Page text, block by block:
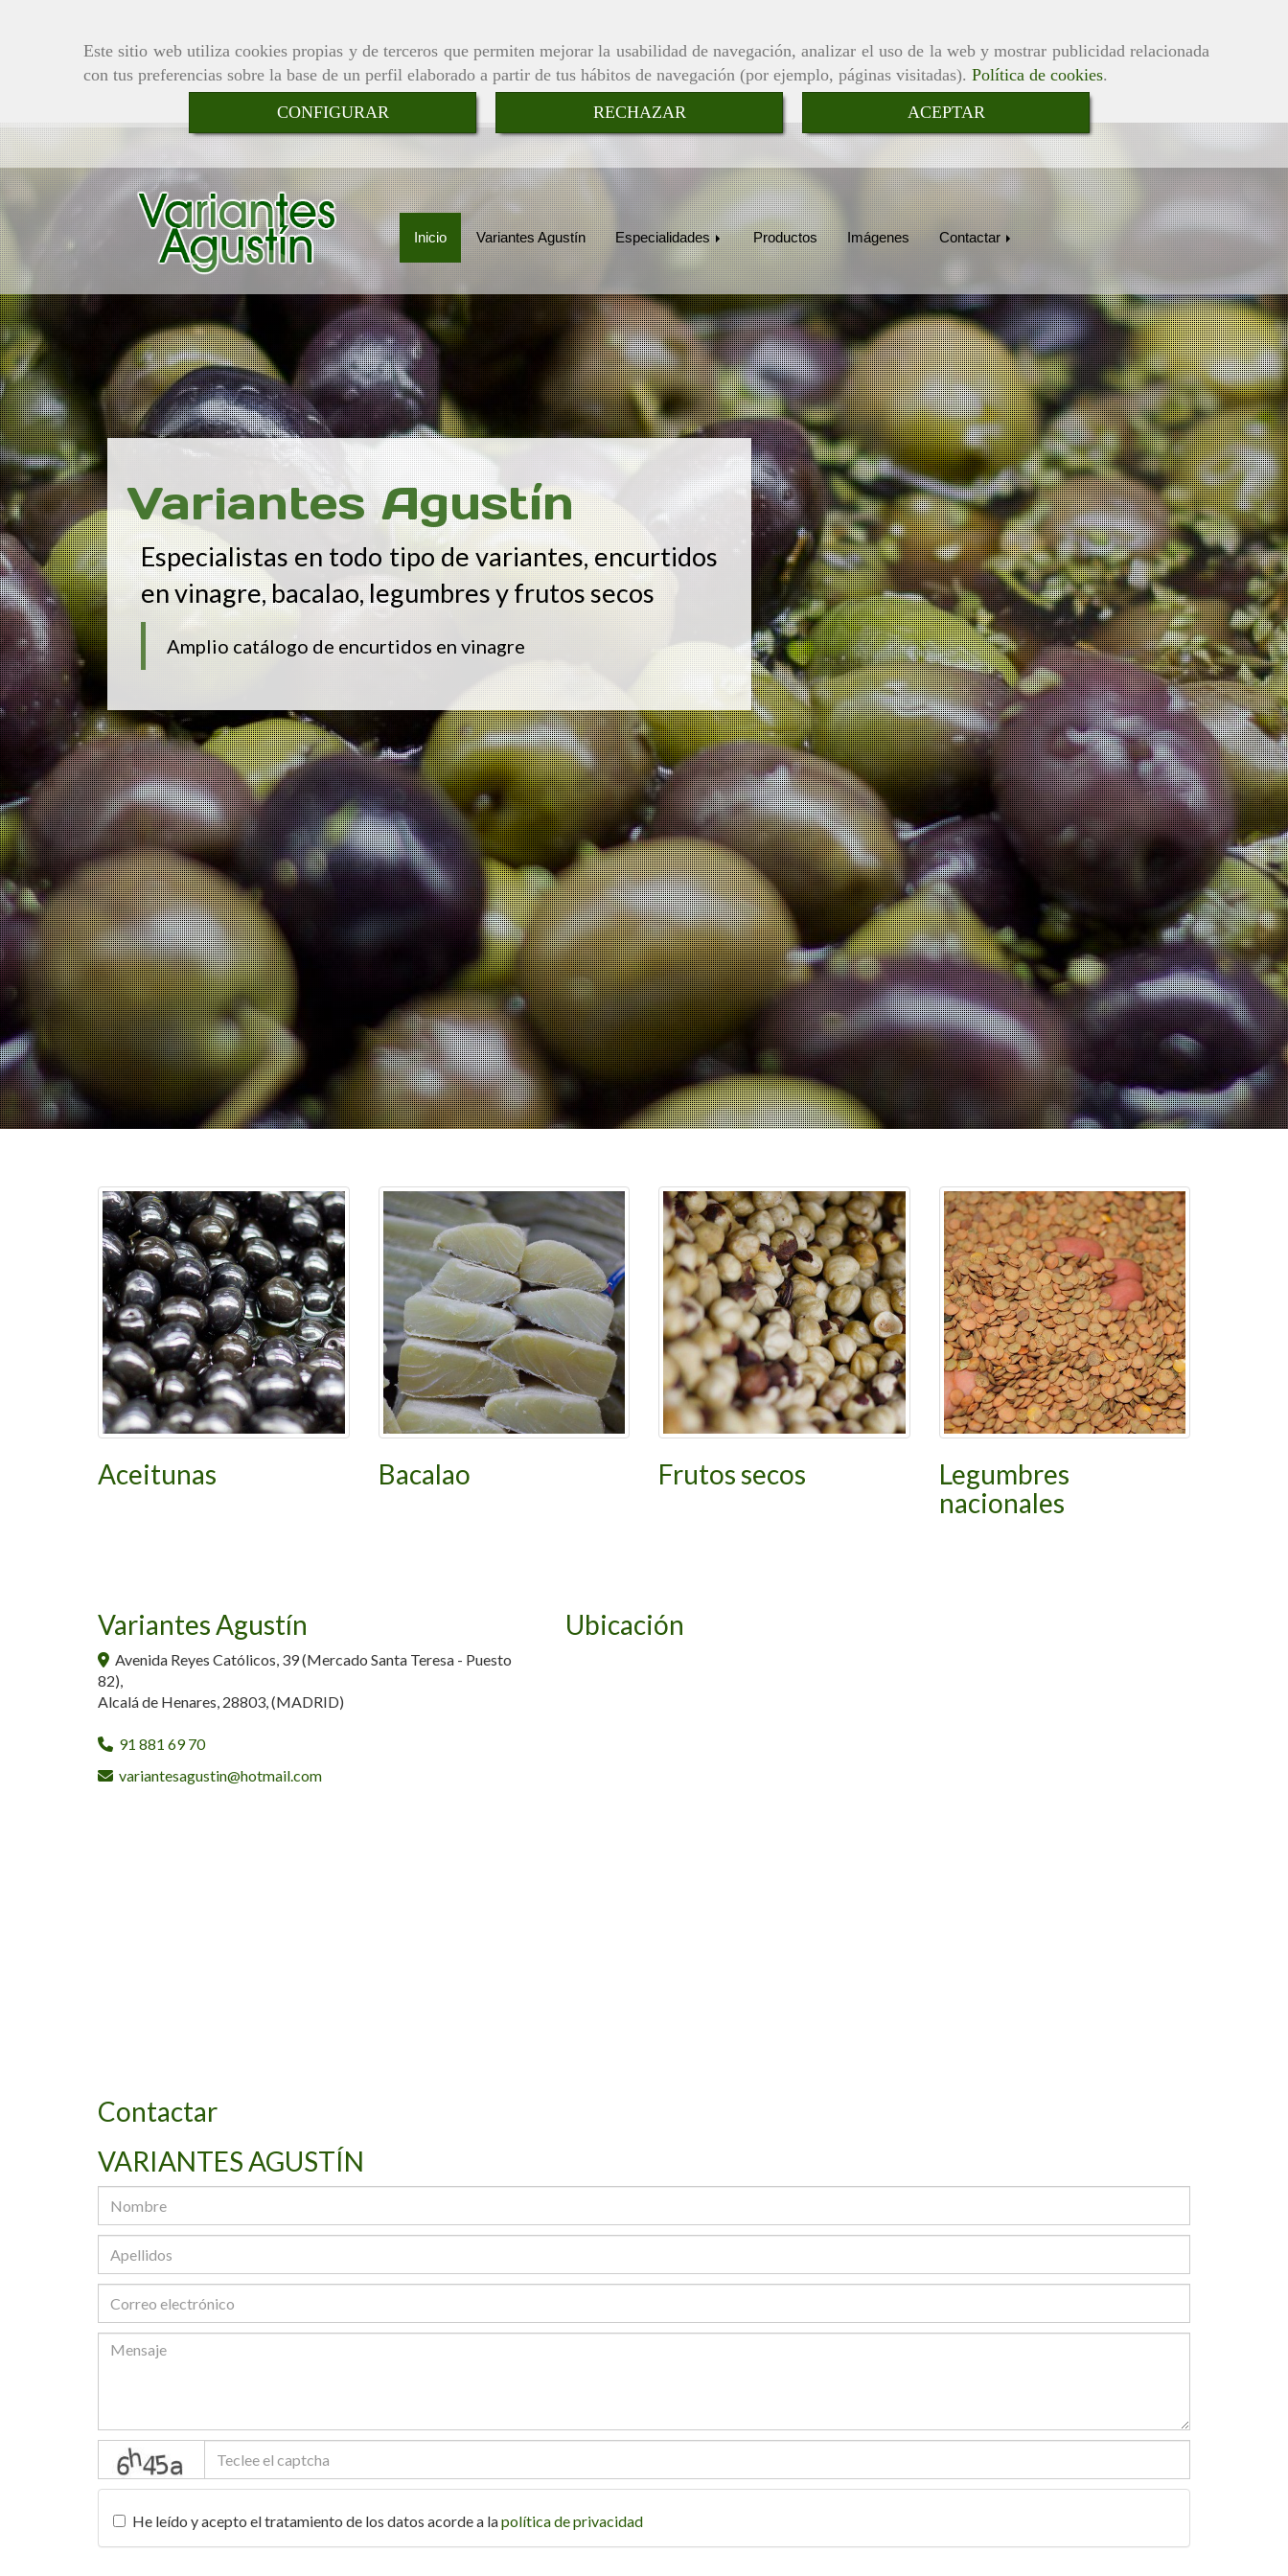
Este sitio web utiliza cookies propias y de terceros que permiten mejorar la usabilidad de navegación, analizar el uso de la web y mostrar publicidad relacionada
con tus preferencias sobre la base de un perfil elaborado a partir de tus hábitos de navegación (por ejemplo, páginas visitadas). Política de cookies.
CONFIGURAR
RECHAZAR ACEPTAR
Inicio Variantes Agustín Especialidades Productos Imágenes Contactar
Variantes Agustín
Especialistas en todo tipo de variantes, encurtidos
en vinagre, bacalao, legumbres y frutos secos
Amplio catálogo de encurtidos en vinagre
Aceitunas Bacalao Frutos secos
Legumbres
nacionales
Variantes Agustín
Avenida Reyes Católicos, 39 (Mercado Santa Teresa - Puesto
82),
Alcalá de Henares, 28803,(MADRID)
91 881 69 70
variantesagustin
hotmail.com
Ubicación
Contactar
VARIANTES AGUSTÍN
He leído y acepto el tratamiento de los datos acorde a lapolítica de privacidad